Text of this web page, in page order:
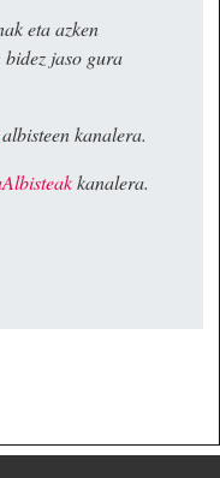
eta azken
jaso gura
albisteen kanalera.
kanalera.